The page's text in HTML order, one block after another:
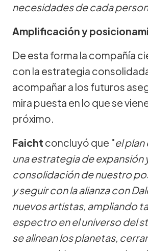
necesidades de cada
Amplificación y
De esta forma la compañía
con la estrategia
acompañar a los futuros
mira puesta en lo que se
próximo.
Faicht concluyó que "el
una estrategia de expansión
consolidación de nuestro
y seguir con la alianza con
nuevos artistas, ampliando
espectro en el universo del
se alinean los planetas,